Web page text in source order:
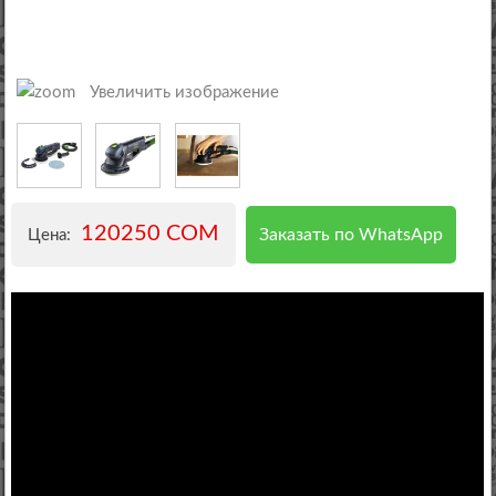
Увеличить изображение
Цена: 120250 COM Заказать по WhatsApp